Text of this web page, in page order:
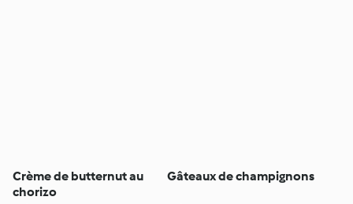
Crème de butternut au
chorizo
Gâteaux de champignons